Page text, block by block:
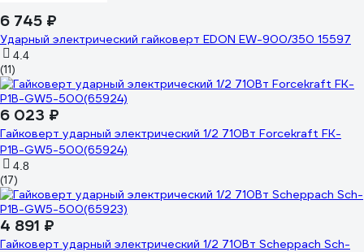
6 745 ₽
Ударный электрический гайковерт EDON EW-900/350 15597
4.4
(11)
6 023 ₽
Гайковерт ударный электрический 1/2 710Вт Forcekraft FK-
P1B-GW5-500(65924)
4.8
(17)
4 891 ₽
Гайковерт ударный электрический 1/2 710Вт Scheppach Sch-